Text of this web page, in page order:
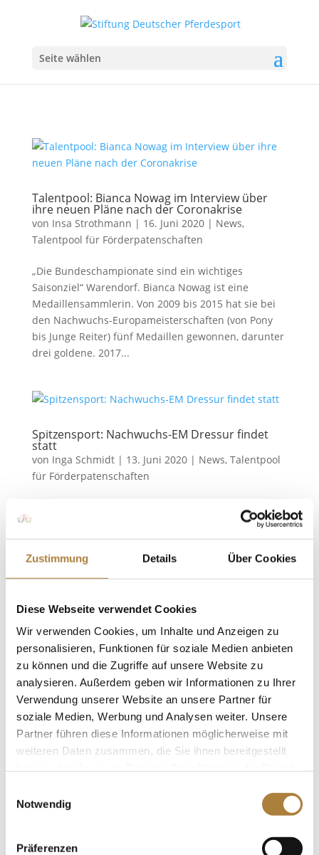
Zustimmung Details Über Cookies
Diese Webseite verwendet Cookies
Wir verwenden Cookies, um Inhalte und Anzeigen zu
personalisieren, Funktionen für soziale Medien anbieten
zu können und die Zugriffe auf unsere Website zu
analysieren. Außerdem geben wir Informationen zu Ihrer
Verwendung unserer Website an unsere Partner für
soziale Medien, Werbung und Analysen weiter. Unsere
Partner führen diese Informationen möglicherweise mit
weiteren Daten zusammen, die Sie ihnen bereitgestellt
Notwendig
Präferenzen
Seite wählen
Talentpool: Bianca Nowag im Interview über
ihre neuen Pläne nach der Coronakrise
von Insa Strothmann | 16. Juni 2020| News,
Talentpool für Förderpatenschaften
„Die Bundeschampionate sind ein wichtiges
Saisonziel“ Warendorf. Bianca Nowag ist eine
Medaillensammlerin. Von 2009 bis 2015 hat sie bei
den Nachwuchs-Europameisterschaften (von Pony
bis Junge Reiter) fünf Medaillen gewonnen, darunter
drei goldene. 2017...
Spitzensport: Nachwuchs-EM Dressur findet
statt
von Inga Schmidt| 13. Juni 2020| News, Talentpool
für Förderpatenschaften
Alle Altersklassen messen sich vom 11. bis 27.
August im ungarischen Pilisjaszfalu
Warendorf/Budapest (HUN). Es ist offiziell: Die
Nachwuchs-Europameisterschaften in der Dressur
Talentpool: Bianca Nowag und Sir Hohenstein
gewinnen Piaff-Förderpreis-Finale
vonfn press|18. November 2019|News,
Talentpool für Förderpatenschaften
Talentpoolathletin dominiert hochkarätig besetzte
Prüfung der U25-Dressurreiter Stuttgart. Bianca
Nowag hat das 20. Finale der Nachwuchs-
Rahmen des internationalen Hallenturniers Stuttgart